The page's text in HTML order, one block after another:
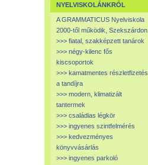
NYELVISKOLÁNKRÓL
A GRAMMATICUS Nyelviskola
2000-től működik, Szekszárdon.
>>> fiatal, szakképzett tanárok
>>> négy-kilenc fős
kiscsoportok
>>> kamatmentes részletfizetés
a tandíjra
>>> modern, klimatizált
tantermek
>>> családias légkör
>>> ingyenes szintfelmérés
>>> kedvezményes
könyvvásárlás
>>> ingyenes parkoló